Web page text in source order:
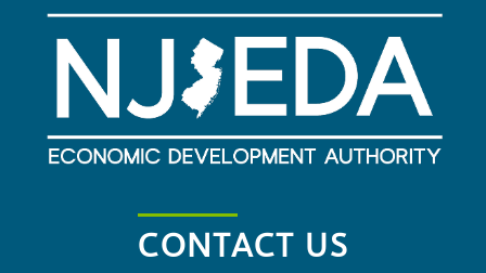
CONTACT US